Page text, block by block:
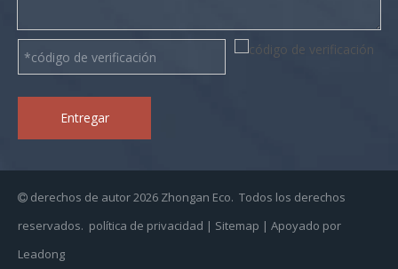
Entregar
 derechos de autor2026 Zhongan Eco. Todos los derechos
reservados. política de privacidad | Sitemap | Apoyado por
Leadong